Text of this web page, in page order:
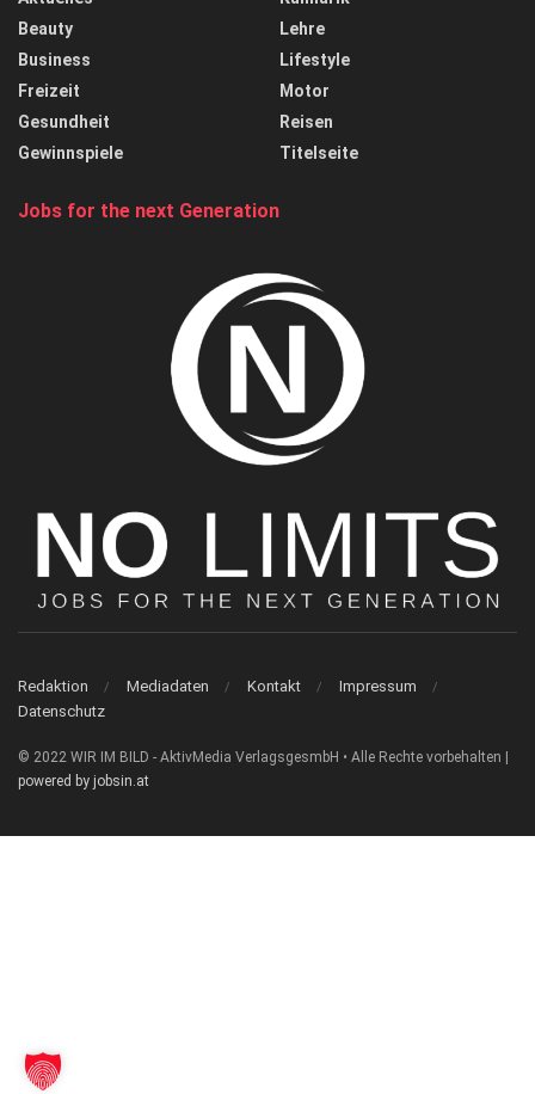
Beauty
Business
Freizeit
Gesundheit
Gewinnspiele
Lehre
Lifestyle
Motor
Reisen
Titelseite
Jobs for the next Generation
Redaktion Mediadaten Kontakt
Impressum
Datenschutz
© 2022 WIR IM BILD - AktivMedia VerlagsgesmbH • Alle Rechte vorbehalten |
powered by jobsin.at